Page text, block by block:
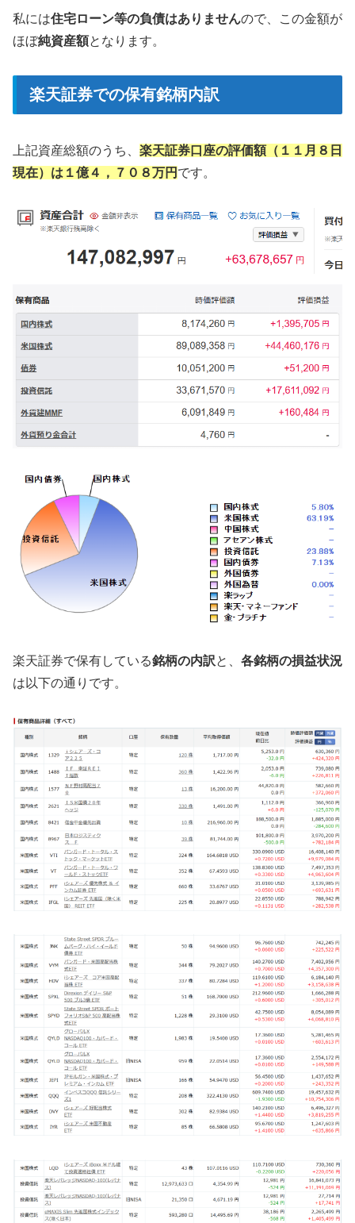
私には住宅ローン等の負債はありませんので、この金額が
ほぼ純資産額となります。
楽天証券での保有銘柄内訳
上記資産総額のうち、 楽天証券口座の評価額（１１月８日
現在）は１億４，７０８万円 です。
楽天証券で保有している銘柄の内訳と、 各銘柄の損益状況
は以下の通りです。